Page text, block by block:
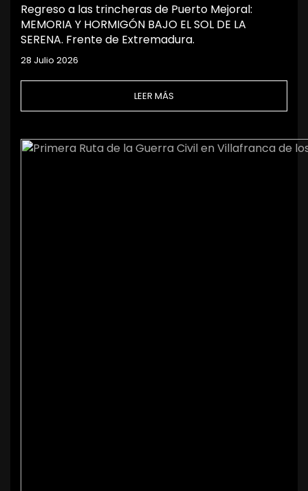
Regreso a las trincheras de Puerto Mejoral:
MEMORIA Y HORMIGÓN BAJO EL SOL DE LA
SERENA. Frente de Extremadura.
28 Julio 2026
LEER MÁS